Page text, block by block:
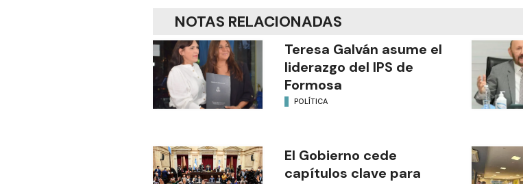
NOTAS RELACIONADAS
Teresa Galván asume el
liderazgo del IPS de
Formosa
POLÍTICA
El Gobierno cede
capítulos clave para